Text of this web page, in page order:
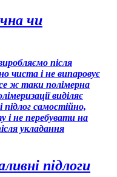
чи
після
чиста і не випаровує
ж таки полімерна
виділяє
підлог самостійно,
і не перебувати на
укладання
підлоги